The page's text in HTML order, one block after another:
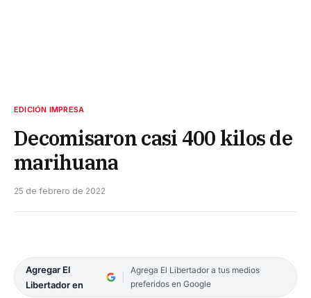
EDICIÓN IMPRESA
Decomisaron casi 400 kilos de
marihuana
25 de febrero de 2022
Agregar El
Libertador en
Agrega El Libertador a tus medios
preferidos en Google